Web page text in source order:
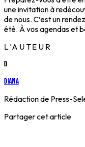
une invitation à
de nous. C’est un
été. À vos agendas et
L'AUTEUR
D
Diana
Rédaction de Press-
Partager cet article